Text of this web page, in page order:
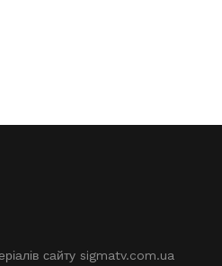
сайту sigmatv.com.ua